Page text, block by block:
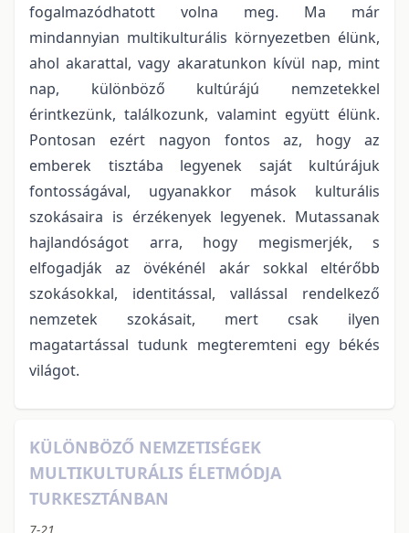
fogalmazódhatott volna meg. Ma már
mindannyian multikulturális környezetben élünk,
ahol akarattal, vagy akaratunkon kívül nap, mint
nap, különböző kultúrájú nemzetekkel
érintkezünk, találkozunk, valamint együtt élünk.
Pontosan ezért nagyon fontos az, hogy az
emberek tisztába legyenek saját kultúrájuk
fontosságával, ugyanakkor mások kulturális
szokásaira is érzékenyek legyenek. Mutassanak
hajlandóságot arra, hogy megismerjék, s
elfogadják az övékénél akár sokkal eltérőbb
szokásokkal, identitással, vallással rendelkező
nemzetek szokásait, mert csak ilyen
magatartással tudunk megteremteni egy békés
világot.
KÜLÖNBÖZŐ NEMZETISÉGEK
MULTIKULTURÁLIS ÉLETMÓDJA
TURKESZTÁNBAN